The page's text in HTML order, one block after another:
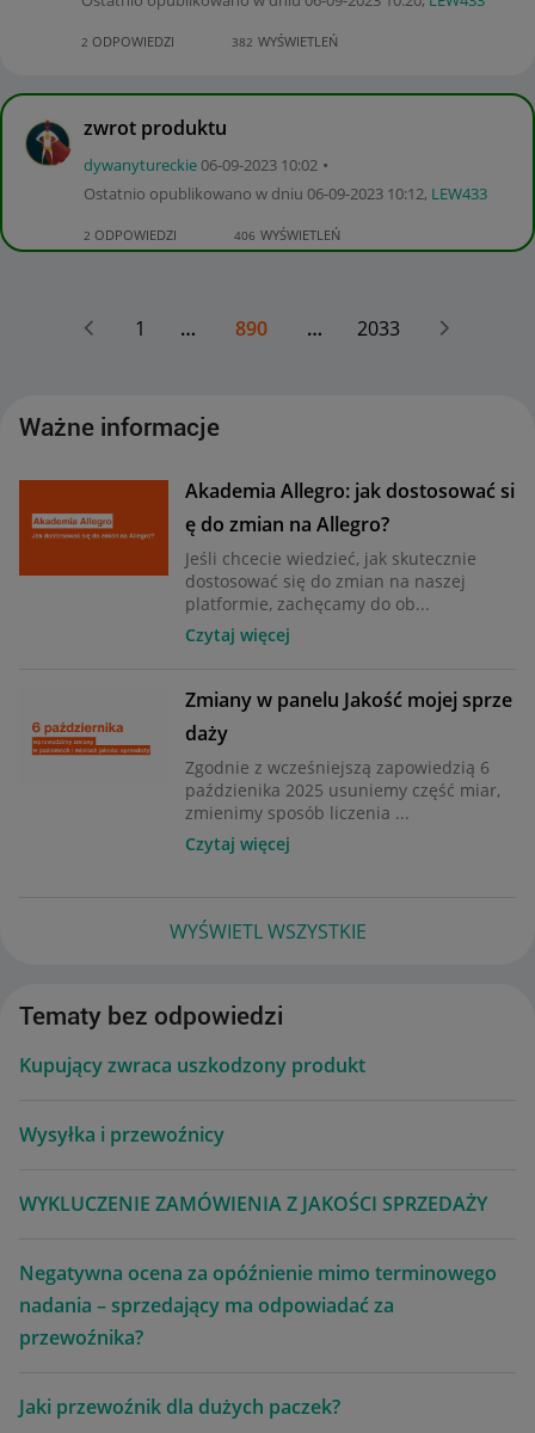
2 ODPOWIEDZI 382 WYŚWIETLEŃ
zwrot produktu
dywanytureckie‎06-09-2023 10:02
Ostatnio opublikowano w dniu ‎06-09-2023 10:12, LEW433
2 ODPOWIEDZI 406 WYŚWIETLEŃ
1 … 890 … 2033
Ważne informacje
Akademia Allegro: jak dostosować si
ę do zmian na Allegro?
Jeśli chcecie wiedzieć, jak skutecznie
dostosować się do zmian na naszej
platformie, zachęcamy do ob...
Czytaj więcej
Zmiany w panelu Jakość mojej sprze
daży
Zgodnie z wcześniejszą zapowiedzią 6
paździenika 2025 usuniemy część miar,
zmienimy sposób liczenia ...
Czytaj więcej
WYŚWIETL WSZYSTKIE
Tematy bez odpowiedzi
Kupujący zwraca uszkodzony produkt
Wysyłka i przewoźnicy
WYKLUCZENIE ZAMÓWIENIA Z JAKOŚCI SPRZEDAŻY
Negatywna ocena za opóźnienie mimo terminowego
nadania – sprzedający ma odpowiadać za
przewoźnika?
Jaki przewoźnik dla dużych paczek?